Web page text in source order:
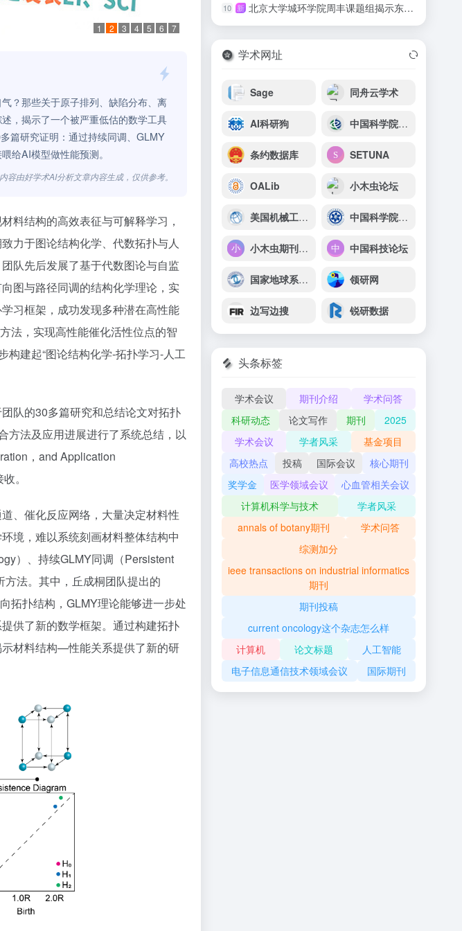
1 2 3 4 5 6 7
？那些关于原子排列、缺陷分布、离
，揭示了一个被严重低估的数学工具
篇研究证明：通过持续同调、GLMY
给AI模型做性能预测。
容由好学术AI分析文章内容生成，仅供参考。
料结构的高效表征与可解释学习，
力于图论结构化学、代数拓扑与人
队先后发展了基于代数图论与自监
图与路径同调的结构化学理论，实
习框架，成功发现多种潜在高性能
法，实现高性能催化活性位点的智
建起“图论结构化学-拓扑学习-人工
队的30多篇研究和总结论文对拓扑
方法及应用进展进行了系统总结，以
，and Application
。
、催化反应网络，大量决定材料性
境，难以系统刻画材料整体结构中
）、持续GLMY同调（Persistent
法。其中，丘成桐团队提出的
拓扑结构，GLMY理论能够进一步处
供了新的数学框架。通过构建拓扑
材料结构—性能关系提供了新的研
10 新 北京大学城环学院周丰课题组揭示东北黑土区耕地质量与作物产量的响应规律
学术网址
Sage 同舟云学术
AI科研狗 中国科学院电工研究所
条约数据库 SETUNA
OALib 小木虫论坛
美国机械工程师协会（ASME） 中国科学院上海高等研究院
小木虫期刊点评 中国科技论坛
国家地球系统科学数据中心首页 领研网
边写边搜 锐研数据
头条标签
学术会议 期刊介绍
学术问答
科研动态
论文写作 期刊
2025
学术会议
学者风采
基金项目
高校热点
投稿 国际会议
核心期刊
奖学金
医学领域会议
心血管相关会议
计算机科学与技术
学者风采
annals of botany期刊
学术问答
综测加分
ieee transactions on industrial informatics
期刊
期刊投稿
current oncology这个杂志怎么样
计算机
论文标题
人工智能
电子信息通信技术领域会议
国际期刊